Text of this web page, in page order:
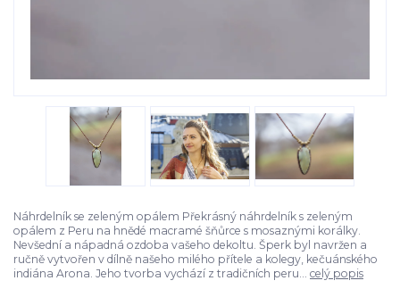
Náhrdelník se zeleným opálem Překrásný náhrdelník s zeleným
opálem z Peru na hnědé macramé šňůrce s mosaznými korálky.
Nevšední a nápadná ozdoba vašeho dekoltu. Šperk byl navržen a
ručně vytvořen v dílně našeho milého přítele a kolegy, kečuánského
indiána Arona. Jeho tvorba vychází z tradičních peru... celý popis